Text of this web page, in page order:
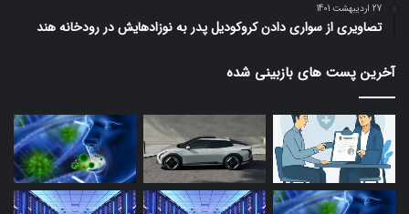
27 اردیبهشت 1401
تصاویری از سواری دادن کروکودیل پدر به نوزادهایش در رودخانه هند
آخرین پست های بازبینی شده